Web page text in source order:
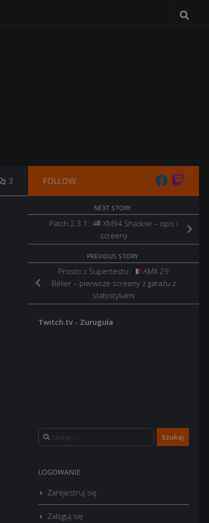
3 FOLLOW:
NEXT STORY
Patch 2.3.1:
XM94 Shadow – opis i
screeny
PREVIOUS STORY
Prosto z Supertestu:
AMX 29
Bélier – pierwsze screeny z garażu z
statystykami
Twitch.tv - Zurugula
Szukaj:
LOGOWANIE
Zarejestruj się
Zaloguj się